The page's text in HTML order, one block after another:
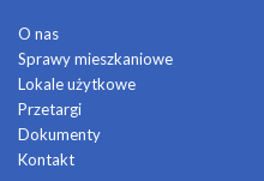
O nas
Sprawy mieszkaniowe
Lokale użytkowe
Przetargi
Dokumenty
Kontakt